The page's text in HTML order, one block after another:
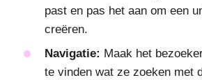
past en pas het aan om een
creëren.
Navigatie: Maak het
te vinden wat ze zoeken met